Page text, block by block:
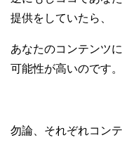
提供をしていたら、
あなたのコンテンツ
可能性が高いのです。
勿論、それぞれコン